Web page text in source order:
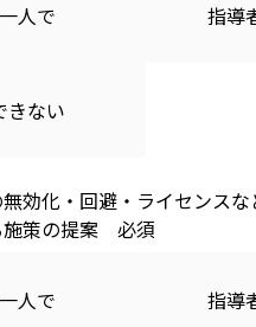
一人で 指導
きない
効化・回避・ライセンス
策の提案
一人で 指導